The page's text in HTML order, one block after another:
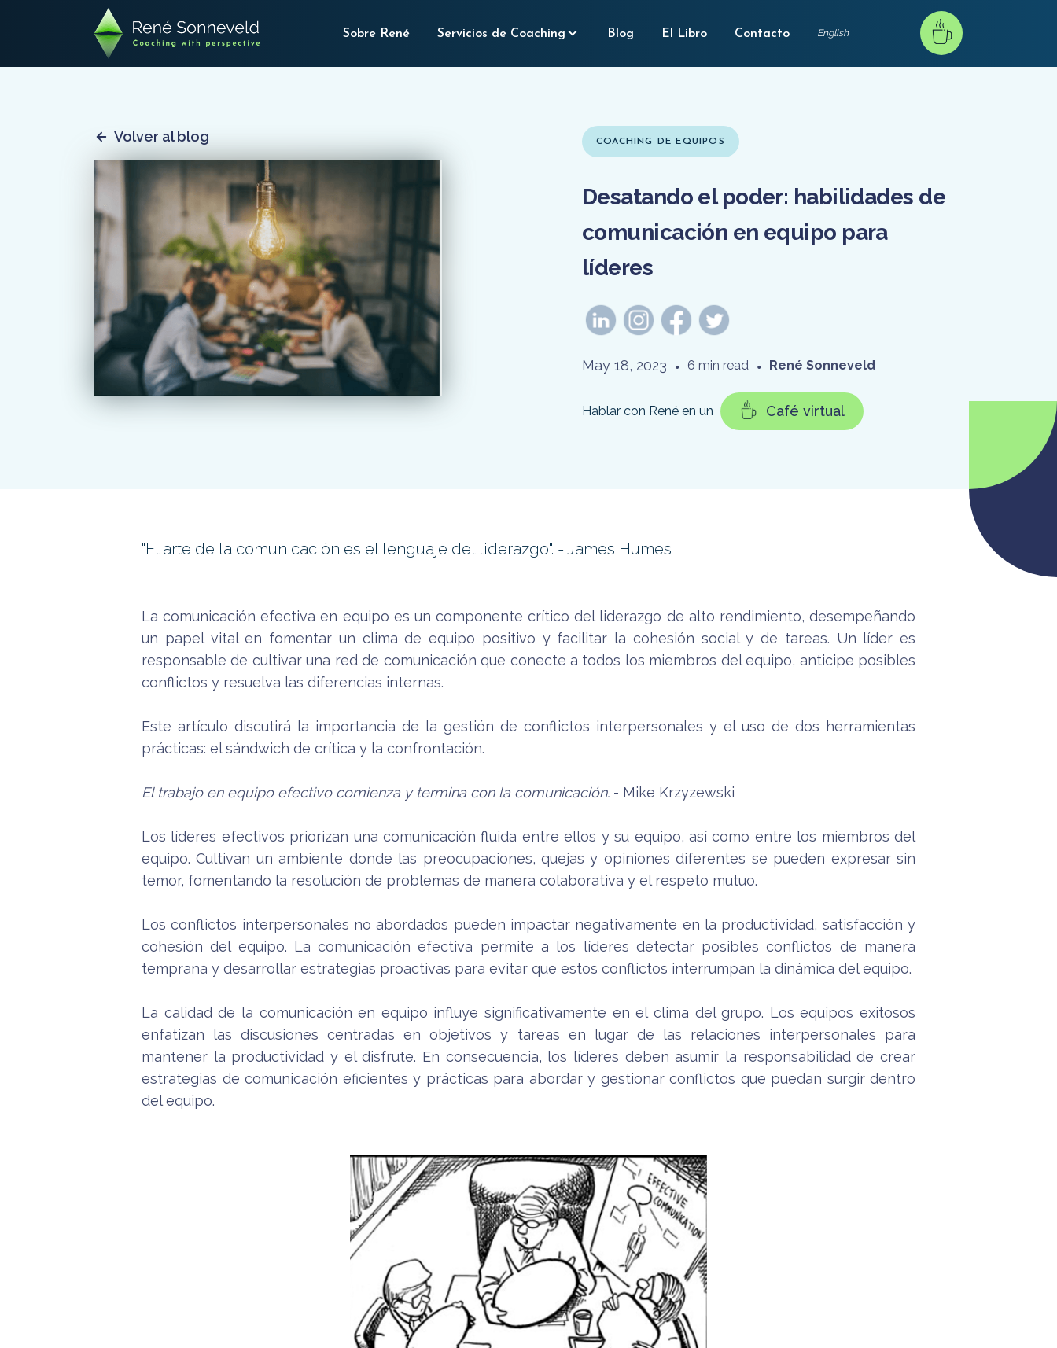
Sobre René Servicios de Coaching Blog El Libro Contacto English
Volver al blog COACHING DE EQUIPOS
Desatando el poder: habilidades de
comunicación en equipo para
líderes
May 18, 2023 • 6 min read • René Sonneveld
Hablar con René en un Café virtual
"El arte de la comunicación es el lenguaje del liderazgo". - James Humes
La comunicación efectiva en equipo es un componente crítico del liderazgo de alto rendimiento, desempeñando
un papel vital en fomentar un clima de equipo positivo y facilitar la cohesión social y de tareas. Un líder es
responsable de cultivar una red de comunicación que conecte a todos los miembros del equipo, anticipe posibles
conflictos y resuelva las diferencias internas.
Este artículo discutirá la importancia de la gestión de conflictos interpersonales y el uso de dos herramientas
prácticas: el sándwich de crítica y la confrontación.
El trabajo en equipo efectivo comienza y termina con la comunicación. - Mike Krzyzewski
Los líderes efectivos priorizan una comunicación fluida entre ellos y su equipo, así como entre los miembros del
equipo. Cultivan un ambiente donde las preocupaciones, quejas y opiniones diferentes se pueden expresar sin
temor, fomentando la resolución de problemas de manera colaborativa y el respeto mutuo.
Los conflictos interpersonales no abordados pueden impactar negativamente en la productividad, satisfacción y
cohesión del equipo. La comunicación efectiva permite a los líderes detectar posibles conflictos de manera
temprana y desarrollar estrategias proactivas para evitar que estos conflictos interrumpan la dinámica del equipo.
La calidad de la comunicación en equipo influye significativamente en el clima del grupo. Los equipos exitosos
enfatizan las discusiones centradas en objetivos y tareas en lugar de las relaciones interpersonales para
mantener la productividad y el disfrute. En consecuencia, los líderes deben asumir la responsabilidad de crear
estrategias de comunicación eficientes y prácticas para abordar y gestionar conflictos que puedan surgir dentro
del equipo.